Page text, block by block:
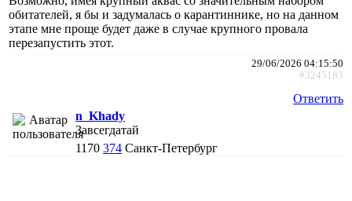
обитателей, я бы и задумалась о карантиннике, но на данном
этапе мне проще будет даже в случае крупного провала
перезапустить этот.
29/06/2026 04:15:50
#3245183
Ответить
n_Khady
Завсегдатай
1170 374 Санкт-Петербург